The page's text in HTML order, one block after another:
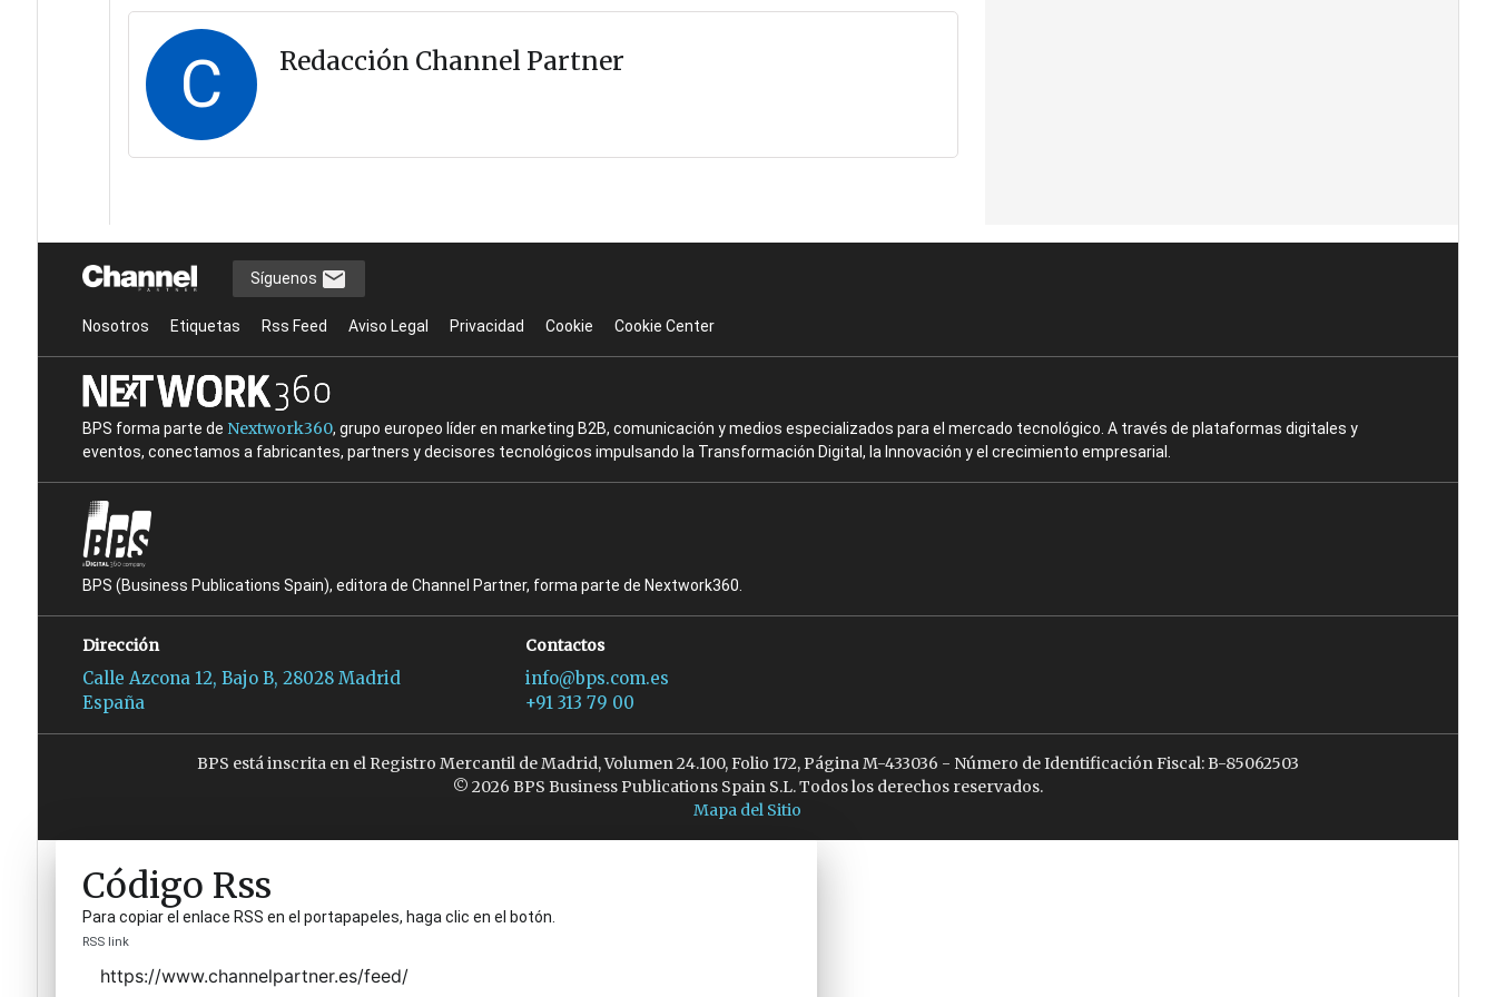
C Redacción Channel Partner
Síguenos
Nosotros Etiquetas Rss Feed Aviso Legal Privacidad Cookie Cookie Center
BPS forma parte de Nextwork360, grupo europeo líder en marketing B2B, comunicación y medios especializados para el mercado tecnológico. A través de plataformas digitales y
eventos, conectamos a fabricantes, partners y decisores tecnológicos impulsando la Transformación Digital, la Innovación y el crecimiento empresarial.
BPS (Business Publications Spain), editora de Channel Partner, forma parte de Nextwork360.
Dirección
Calle Azcona 12, Bajo B, 28028 Madrid
España
Contactos
info@bps.com.es
+91 313 79 00
BPS está inscrita en el Registro Mercantil de Madrid, Volumen 24.100, Folio 172, Página M-433036 - Número de Identificación Fiscal: B-85062503
© 2026 BPS Business Publications Spain S.L. Todos los derechos reservados.
Mapa del Sitio
Código Rss
Para copiar el enlace RSS en el portapapeles, haga clic en el botón.
RSS link